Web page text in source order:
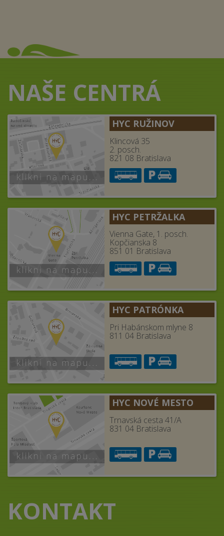
NAŠE CENTRÁ
HYC RUŽINOV
Klincová 35
2. posch.
821 08 Bratislava
HYC PETRŽALKA
Vienna Gate, 1. posch.
Kopčianska 8
851 01 Bratislava
HYC PATRÓNKA
Pri Habánskom mlyne 8
811 04 Bratislava
HYC NOVÉ MESTO
Trnavská cesta 41/A
831 04 Bratislava
KONTAKT